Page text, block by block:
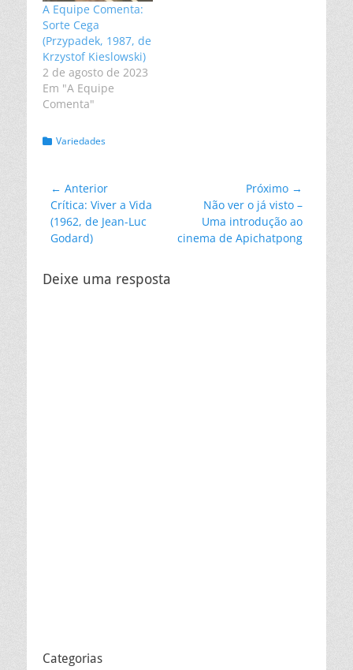
A Equipe Comenta:
Sorte Cega
(Przypadek, 1987, de
Krzystof Kieslowski)
2 de agosto de 2023
Em "A Equipe
Comenta"
Categorias:
Variedades
Navegação
de
Post
← Anterior
Post
anterior:
Crítica: Viver a Vida
(1962, de Jean-Luc
Godard)
Próximo →
PróximoNão ver o já visto –
Uma introdução ao
cinema de Apichatpong
Deixe uma resposta
Categorias